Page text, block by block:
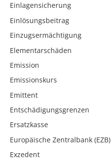
Einlagensicherung
Einlösungsbeitrag
Einzugsermächtigung
Elementarschäden
Emission
Emissionskurs
Emittent
Entschädigungsgrenzen
Ersatzkasse
Europäische Zentralbank (EZB)
Exzedent